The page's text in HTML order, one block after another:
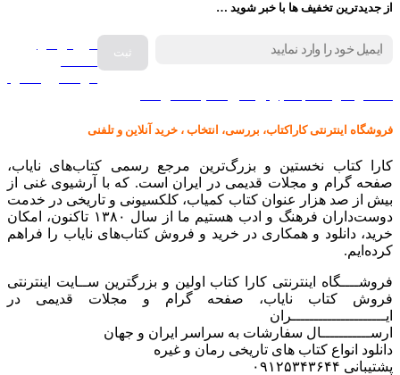
از جدیدترین تخفیف ها با خبر شوید …
فروش انواع
فروشگاه اینترنتی کاراکتاب، بررسی، انتخاب ، خرید آنلاین و تلفنی
کارا کتاب نخستین و بزرگ‌ترین مرجع رسمی کتاب‌های نایاب،
صفحه گرام و مجلات قدیمی در ایران است. که با آرشیوی غنی از
بیش از صد هزار عنوان کتاب کمیاب، کلکسیونی و تاریخی در خدمت
دوست‌داران فرهنگ و ادب هستیم ما از سال ۱۳۸۰ تاکنون، امکان
خرید، دانلود و همکاری در خرید و فروش کتاب‌های نایاب را فراهم
کرده‌ایم.
فروشــــگاه اینترنتی کارا کتاب اولین و بزرگترین ســایت اینترنتی
فروش کتاب نایاب، صفحه گرام و مجلات قدیمی در
ایـــــــــــــــــــــران
ارســـــــــــال سفارشات به سراسر ایران و جهان
دانلود انواع کتاب های تاریخی رمان و غیره
پشتیبانی ۰۹۱۲۵۳۴۳۶۴۴